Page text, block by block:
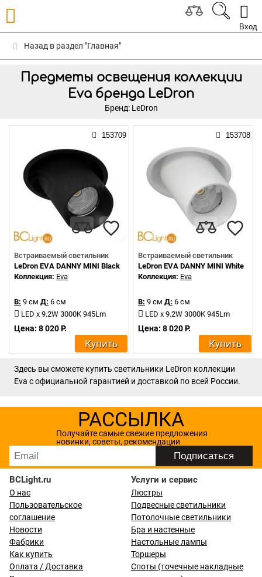
Вход
Назад в раздел "Главная"
Предметы освещения коллекции
Eva бренда LeDron
Бренд: LeDron
153709
Встраиваемый светильник
LeDron EVA DANNY MINI Black
Коллекция: Eva
В: 9 см Д: 6 см
LED x 9.2W 3000K 945Lm
Цена: 8 020 Р.
Купить
153708
Встраиваемый светильник
LeDron EVA DANNY MINI White
Коллекция: Eva
В: 9 см Д: 6 см
LED x 9.2W 3000K 945Lm
Цена: 8 020 Р.
Купить
Здесь вы сможете купить светильники LeDron коллекции
Eva с официальной гарантией и доставкой по всей России.
РАССЫЛКА
Получайте самые свежие предложения
новинки, советы, рекомендации
BCLight.ru
О нас
Пользовательское
соглашение
Новости
Фабрики
Как купить
Оплата / Доставка
Услуги и сервис
Люстры
Подвесные светильники
Потолочные светильники
Бра и настенные
Настольные лампы
Торшеры
Споты (точечные накладные